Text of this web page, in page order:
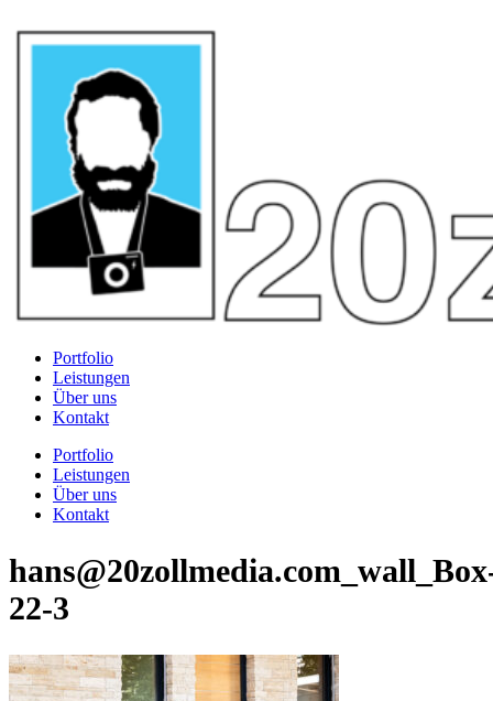
Portfolio
Leistungen
Über uns
Kontakt
Portfolio
Leistungen
Über uns
Kontakt
22-3